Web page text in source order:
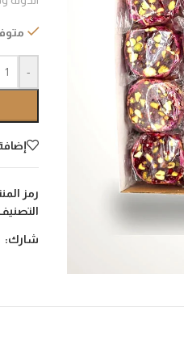
-
رمز
شارك: